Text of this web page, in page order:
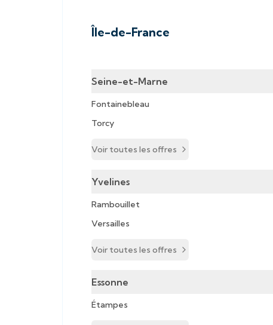
Île-de-France
Seine-et-Marne
Fontainebleau
Torcy
Voir toutes les offres
Yvelines
Rambouillet
Versailles
Voir toutes les offres
Essonne
Étampes